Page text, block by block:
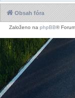
Obsah fóra
Založeno na phpBB®